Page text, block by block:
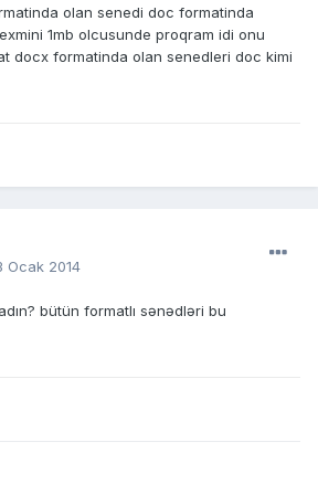
olan senedi doc formatinda
1mb olcusunde proqram idi onu
docx formatinda olan senedleri doc kimi
Ocak 2014
bütün formatlı sənədləri bu